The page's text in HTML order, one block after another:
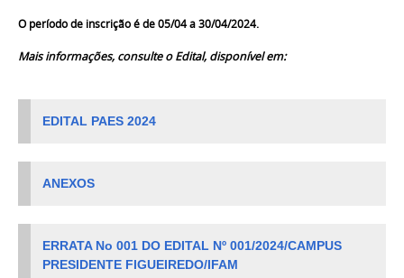
O período de inscrição é de 05/04 a 30/04/2024.
Mais informações, consulte o Edital, disponível em:
EDITAL PAES 2024
ANEXOS
ERRATA No 001 DO EDITAL Nº 001/2024/CAMPUS
PRESIDENTE FIGUEIREDO/IFAM